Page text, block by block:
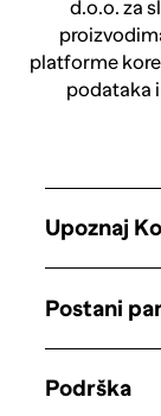
d.o.o. za
platforme
podataka
Upoznaj
Postani
Podrška